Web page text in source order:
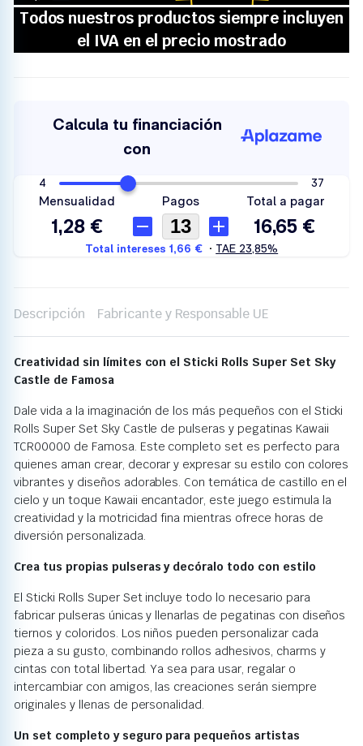
Descripción Fabricante y Responsable UE
Creatividad sin límites con el Sticki Rolls Super Set Sky
Castle de Famosa
Dale vida a la imaginación de los más pequeños con el Sticki
Rolls Super Set Sky Castle de pulseras y pegatinas Kawaii
TCR00000 de Famosa. Este completo set es perfecto para
quienes aman crear, decorar y expresar su estilo con colores
vibrantes y diseños adorables. Con temática de castillo en el
cielo y un toque Kawaii encantador, este juego estimula la
creatividad y la motricidad fina mientras ofrece horas de
diversión personalizada.
Crea tus propias pulseras y decóralo todo con estilo
El Sticki Rolls Super Set incluye todo lo necesario para
fabricar pulseras únicas y llenarlas de pegatinas con diseños
tiernos y coloridos. Los niños pueden personalizar cada
pieza a su gusto, combinando rollos adhesivos, charms y
cintas con total libertad. Ya sea para usar, regalar o
intercambiar con amigos, las creaciones serán siempre
originales y llenas de personalidad.
Un set completo y seguro para pequeños artistas